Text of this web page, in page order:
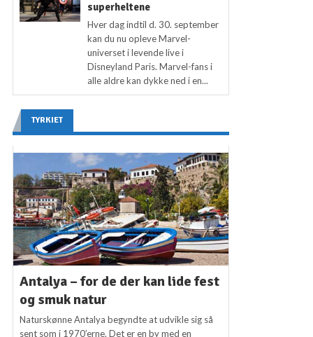
superheltene
Hver dag indtil d. 30. september
kan du nu opleve Marvel-
universet i levende live i
Disneyland Paris. Marvel-fans i
alle aldre kan dykke ned i en...
TYRKIET
Antalya – for de der kan lide fest
og smuk natur
Naturskønne Antalya begyndte at udvikle sig så
sent som i 1970’erne. Det er en by med en